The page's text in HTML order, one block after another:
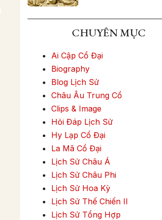
CHUYÊN MỤC
Ai Cập Cổ Đại
Biography
Blog Lịch Sử
Châu Âu Trung Cổ
Clips & Image
Hỏi Đáp Lịch Sử
Hy Lạp Cổ Đại
La Mã Cổ Đại
Lịch Sử Châu Á
Lịch Sử Châu Phi
Lịch Sử Hoa Kỳ
Lịch Sử Thế Chiến II
Lịch Sử Tổng Hợp